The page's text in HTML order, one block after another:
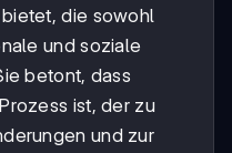
die sowohl
und soziale
betont, dass
ist, der zu
und zur